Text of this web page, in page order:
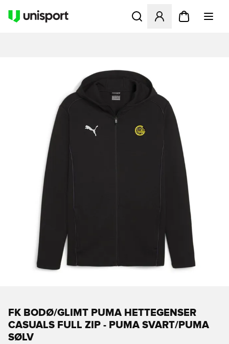
Åpner en Modal for å
FK BODØ/GLIMT PUMA HETTEGENSER
CASUALS FULL ZIP - PUMA SVART/PUMA
SØLV